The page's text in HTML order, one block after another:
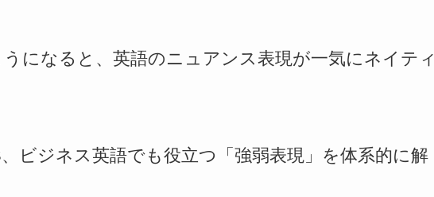
になると、英語のニュアンス表現が一気にネイティ
ビジネス英語でも役立つ「強弱表現」を体系的に解